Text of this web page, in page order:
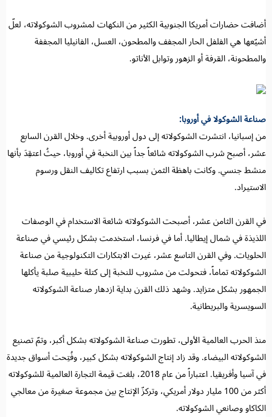
أضافت حضارات أمريكا الجنوبية الكثير من النكهات لمشروب الشوكولاته، لعلّ
أشيّعها هي الفلفل الحار المجفف والمطحون، العسل، الفانيليا المجففة
والمطحونة، القرفة أو الزهور وتوابل الأناتو.
صناعة الشوكولا في أوروبا:
من إسبانيا، انتشرت الشوكولاته إلى دول أوروبية أخرى. وخلال القرن السابع
عشر، أصبح شرب الشوكولاته شائعاً جداً بين النخبة في أوروبا، حيثُ اعتقِدَ بأنها
منشط جنسي. وكانت باهظة الثمن بسبب ارتفاع تكاليف النقل ورسوم
الاستيراد.
في القرن الثامن عشر، أصبحت الشوكولاته شائعة الاستخدام في الوصفات
اللذيذة في شمال إيطاليا. أما في فرنسا، استخدمت بشكل رئيسي في صناعة
الحلويات. وفي القرن التاسع عشر، غيرت الابتكارات التكنولوجية من صناعة
الشوكولاته تماماً، فتحولت من مشروب للنخبة إلى كتلة حليبية صلبة يأكلها
الجمهور بشكل متزايد. وشهد ذلك القرن بداية ازدهار صناعة الشوكولاته
السويسرية والبريطانية.
منذ الحرب العالمية الأولى، تطورت صناعة الشوكولاته بشكل أكبر، وتمّ تصنيع
الشوكولاته البيضاء. وقد زاد إنتاج الشوكولاته بشكل كبير، وفُتِحت أسواق جديدة
في آسيا وأفريقيا. اعتباراً من عام 2018، بلغت قيمة التجارة العالمية للشوكولاته
أكثر من 100 مليار دولار أمريكي، وتركزّ الإنتاج بين مجموعة صغيرة من معالجي
الكاكاو وصانعي الشوكولاته.